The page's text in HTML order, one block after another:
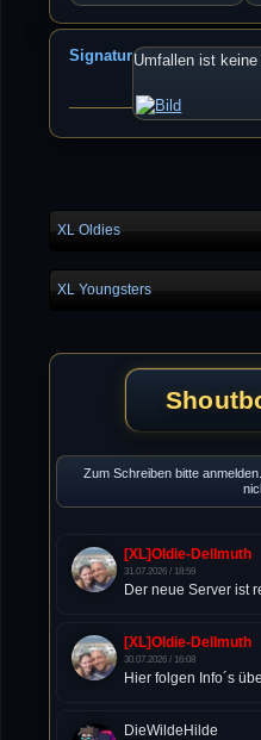
SignaturUmfallen ist
XL Oldies
XL Youngsters
Zum Schreiben bitte
[XL]Oldie-Dellmuth
31.07.2026 / 18:59
Der neue Server ist
[XL]Oldie-Dellmuth
30.07.2026 / 16:08
Hier folgen Info´s
DieWildeHilde